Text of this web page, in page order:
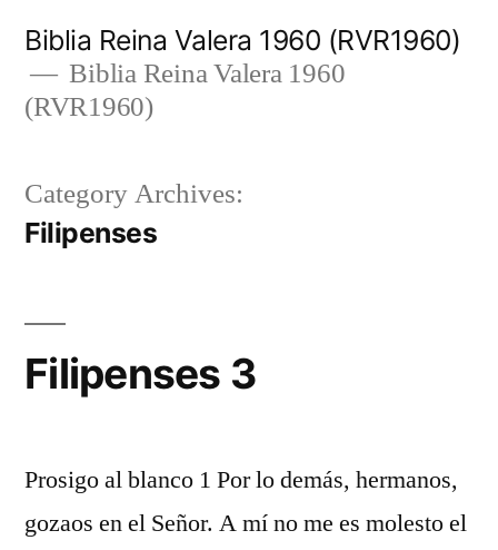
content
Biblia Reina Valera 1960 (RVR1960)
Biblia Reina Valera 1960
(RVR1960)
Category Archives:
Filipenses
Filipenses 3
Prosigo al blanco 1 Por lo demás, hermanos,
gozaos en el Señor. A mí no me es molesto el